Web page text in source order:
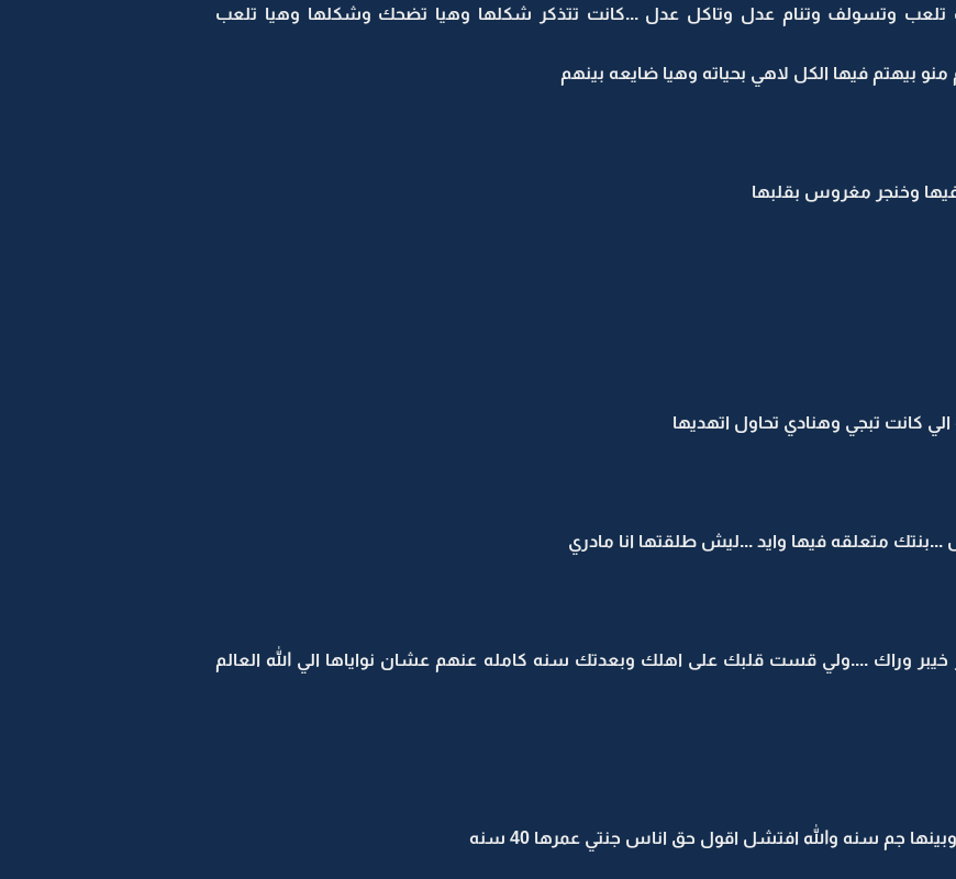
تلعب وتسولف وتنام عدل وتاكل عدل ...كانت تتذكر شكلها وهيا تضحك وشكلها وهيا تلعب
منو بيهتم فيها الكل لاهي بحياته وهيا ضايعه بينهم
وخنجر مغروس بقلبها
كانت تبجي وهنادي تحاول اتهديها
متعلقه فيها وايد ...ليش طلقتها انا مادري
وراك ....ولي قست قلبك على اهلك وبعدتك سنه كامله عنهم عشان نواياها الي الله العالم
جم سنه والله افتشل اقول حق اناس جنتي عمرها 40 سنه